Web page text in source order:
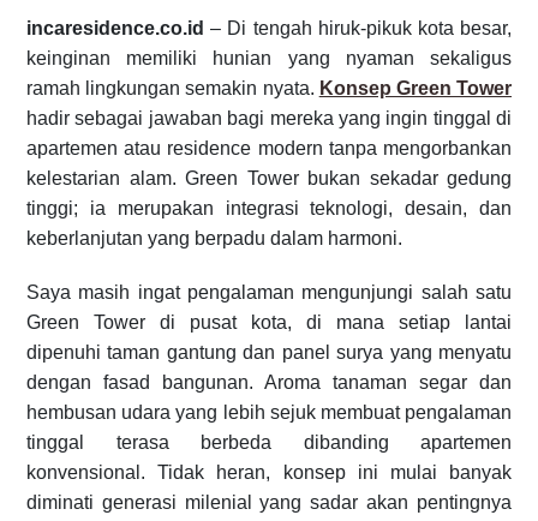
incaresidence.co.id – Di tengah hiruk-pikuk kota besar,
keinginan memiliki hunian yang nyaman sekaligus
ramah lingkungan semakin nyata. Konsep Green Tower
hadir sebagai jawaban bagi mereka yang ingin tinggal di
apartemen atau residence modern tanpa mengorbankan
kelestarian alam. Green Tower bukan sekadar gedung
tinggi; ia merupakan integrasi teknologi, desain, dan
keberlanjutan yang berpadu dalam harmoni.
Saya masih ingat pengalaman mengunjungi salah satu
Green Tower di pusat kota, di mana setiap lantai
dipenuhi taman gantung dan panel surya yang menyatu
dengan fasad bangunan. Aroma tanaman segar dan
hembusan udara yang lebih sejuk membuat pengalaman
tinggal terasa berbeda dibanding apartemen
konvensional. Tidak heran, konsep ini mulai banyak
diminati generasi milenial yang sadar akan pentingnya